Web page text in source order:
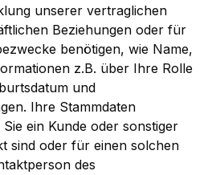
unserer vertraglichen
Beziehungen oder für
benötigen, wie Name,
z.B. über Ihre Rolle
und
Ihre Stammdaten
ein Kunde oder sonstiger
sind oder für einen solchen
des